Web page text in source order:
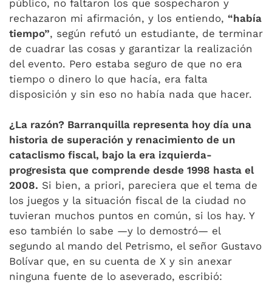
público, no faltaron los que sospecharon y
rechazaron mi afirmación, y los entiendo, “había
tiempo”, según refutó un estudiante, de terminar
de cuadrar las cosas y garantizar la realización
del evento. Pero estaba seguro de que no era
tiempo o dinero lo que hacía, era falta
disposición y sin eso no había nada que hacer.
¿La razón? Barranquilla representa hoy día una
historia de superación y renacimiento de un
cataclismo fiscal, bajo la era izquierda-
progresista que comprende desde 1998 hasta el
2008. Si bien, a priori, pareciera que el tema de
los juegos y la situación fiscal de la ciudad no
tuvieran muchos puntos en común, si los hay. Y
eso también lo sabe —y lo demostró— el
segundo al mando del Petrismo, el señor Gustavo
Bolívar que, en su cuenta de X y sin anexar
ninguna fuente de lo aseverado, escribió: